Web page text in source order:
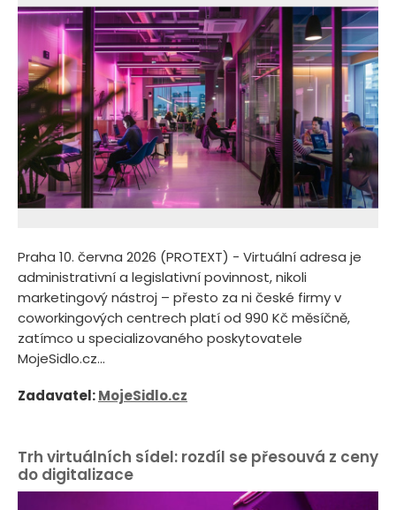
Praha 10. června 2026 (PROTEXT) - Virtuální adresa je
administrativní a legislativní povinnost, nikoli
marketingový nástroj – přesto za ni české firmy v
coworkingových centrech platí od 990 Kč měsíčně,
zatímco u specializovaného poskytovatele
MojeSidlo.cz...
Zadavatel:MojeSidlo.cz
Trh virtuálních sídel: rozdíl se přesouvá z ceny
do digitalizace